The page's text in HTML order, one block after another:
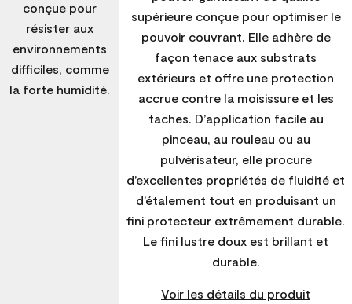
conçue pour
résister aux
environnements
difficiles, comme
la forte humidité.
supérieure conçue pour optimiser le
pouvoir couvrant. Elle adhère de
façon tenace aux substrats
extérieurs et offre une protection
accrue contre la moisissure et les
taches. D’application facile au
pinceau, au rouleau ou au
pulvérisateur, elle procure
d’excellentes propriétés de fluidité et
d’étalement tout en produisant un
fini protecteur extrêmement durable.
Le fini lustre doux est brillant et
durable.
Voir les détails du produit